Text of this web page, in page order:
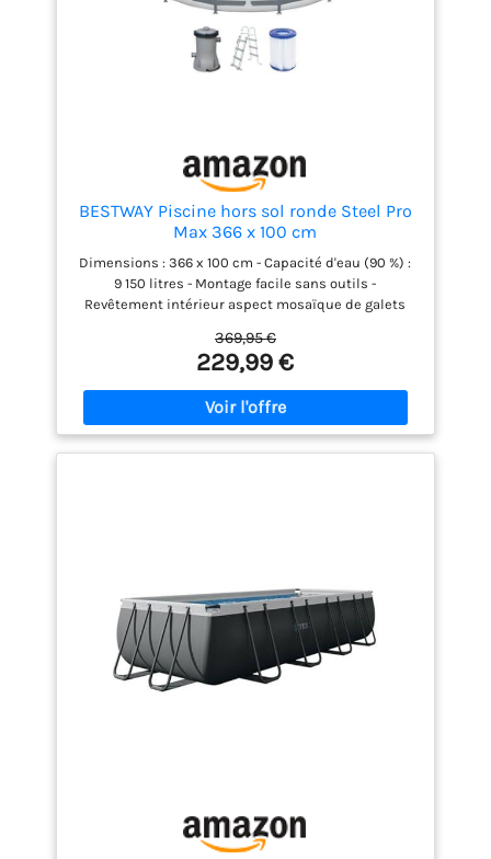
BESTWAY Piscine hors sol ronde Steel Pro
Max 366 x 100 cm
Dimensions : 366 x 100 cm - Capacité d'eau (90 %) :
9 150 litres - Montage facile sans outils -
Revêtement intérieur aspect mosaïque de galets
DuraPlus robuste à 3 couches pour une grande
durabilité, rustines de réparation autocollantes,
revêtement antiadhésif, bande en PVC pour plus de
stabilité Avec pompe filtrante (2 006 l/h, 220-240 V,
transformateur 12 V, 40 W, certifié GS (DEKRA),
classe de protection II, convient également pour le
pièces de rechange
369,95 €
229,99 €